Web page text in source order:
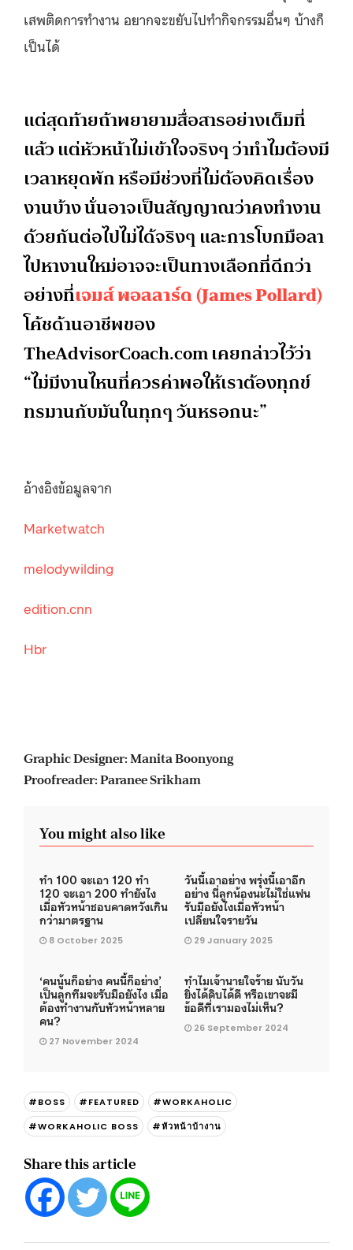
เสพติดการทำงาน อยากจะขยับไปทำกิจกรรมอื่นๆ บ้างก็
เป็นได้
แต่สุดท้ายถ้าพยายามสื่อสารอย่างเต็มที่
แล้ว แต่หัวหน้าไม่เข้าใจจริงๆ ว่าทำไมต้องมี
เวลาหยุดพัก หรือมีช่วงที่ไม่ต้องคิดเรื่อง
งานบ้าง นั่นอาจเป็นสัญญาณว่าคงทำงาน
ด้วยกันต่อไปไม่ได้จริงๆ และการโบกมือลา
ไปหางานใหม่อาจจะเป็นทางเลือกที่ดีกว่า
อย่างที่เจมส์ พอลลาร์ด (James Pollard)
โค้ชด้านอาชีพของ
TheAdvisorCoach.com เคยกล่าวไว้ว่า
“ไม่มีงานไหนที่ควรค่าพอให้เราต้องทุกข์
ทรมานกับมันในทุกๆ วันหรอกนะ”
อ้างอิงข้อมูลจาก
Marketwatch
melodywilding
edition.cnn
Hbr
Graphic Designer:Manita Boonyong
Proofreader: Paranee Srikham
You might also like
ทำ 100 จะเอา 120 ทำ
120 จะเอา 200 ทำยังไง
เมื่อหัวหน้าชอบคาดหวังเกิน
กว่ามาตรฐาน
8 October 2025
วันนี้เอาอย่าง พรุ่งนี้เอาอีก
อย่าง นี่ลูกน้องนะไม่ใช่แฟน
รับมือยังไงเมื่อหัวหน้า
เปลี่ยนใจรายวัน
29 January 2025
‘คนนู้นก็อย่าง คนนี้ก็อย่าง’
เป็นลูกทีมจะรับมือยังไง เมื่อ
ต้องทำงานกับหัวหน้าหลาย
คน?
27 November 2024
ทำไมเจ้านายใจร้าย นับวัน
ยิ่งได้ดิบได้ดี หรือเขาจะมี
ข้อดีที่เรามองไม่เห็น?
26 September 2024
#BOSS #FEATURED
#WORKAHOLIC
#WORKAHOLIC BOSS
#หัวหน้าบ้างาน
Share this article